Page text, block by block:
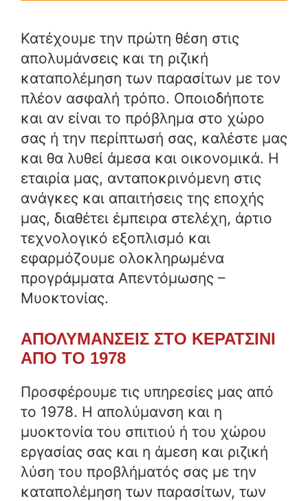
Κατέχουμε την πρώτη θέση στις
απολυμάνσεις και τη ριζική
καταπολέμηση των παρασίτων με τον
πλέον ασφαλή τρόπο. Οποιοδήποτε
και αν είναι το πρόβλημα στο χώρο
σας ή την περίπτωσή σας, καλέστε μας
και θα λυθεί άμεσα και οικονομικά. Η
εταιρία μας, ανταποκρινόμενη στις
ανάγκες και απαιτήσεις της εποχής
μας, διαθέτει έμπειρα στελέχη, άρτιο
τεχνολογικό εξοπλισμό και
εφαρμόζουμε ολοκληρωμένα
προγράμματα Απεντόμωσης –
Μυοκτονίας.
ΑΠΟΛΥΜΑΝΣΕΙΣ ΣΤΟ ΚΕΡΑΤΣΙΝΙ
ΑΠΟ ΤΟ 1978
Προσφέρουμε τις υπηρεσίες μας από
το 1978. Η απολύμανση και η
μυοκτονία του σπιτιού ή του χώρου
εργασίας σας και η άμεση και ριζική
λύση του προβλήματός σας με την
καταπολέμηση των παρασίτων, των